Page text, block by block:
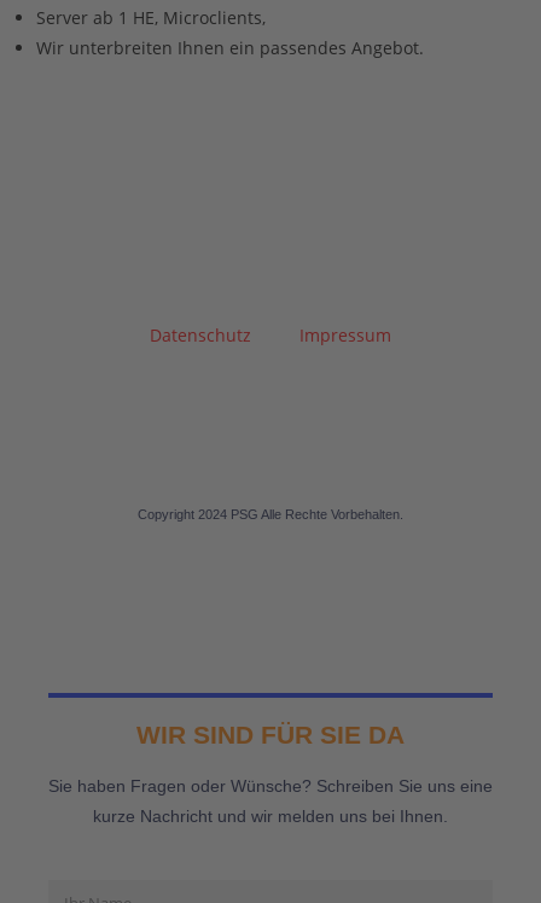
Server ab 1 HE, Microclients,
Wir unterbreiten Ihnen ein passendes Angebot.
Datenschutz Impressum
Copyright 2024 PSG Alle Rechte Vorbehalten.
WIR SIND FÜR SIE DA
Sie haben Fragen oder Wünsche? Schreiben Sie uns eine
kurze Nachricht und wir melden uns bei Ihnen.